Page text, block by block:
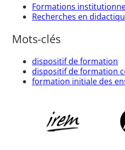
Formations
Recherches en
Mots-clés
dispositif de formation
dispositif de formation
formation initiale des